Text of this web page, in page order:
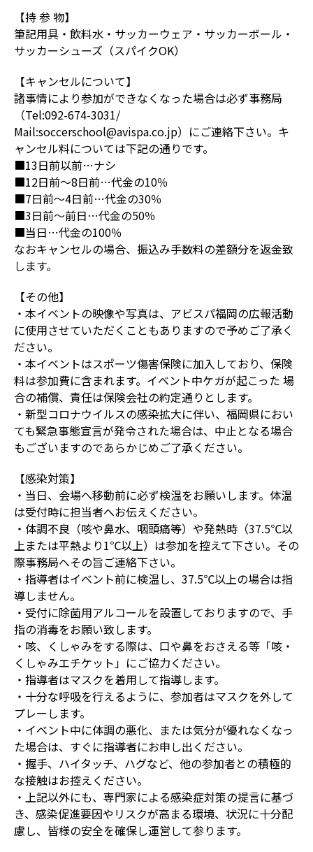
【持 参 物】
筆記用具・飲料水・サッカーウェア・サッカーボール・
サッカーシューズ（スパイクOK）
【キャンセルについて】
諸事情により参加ができなくなった場合は必ず事務局
（Tel:092-674-3031/
Mail:soccerschool@avispa.co.jp）にご連絡下さい。キ
ャンセル料については下記の通りです。
■13日前以前…ナシ
■12日前～8日前…代金の10％
■7日前～4日前…代金の30％
■3日前～前日…代金の50％
■当日…代金の100％
なおキャンセルの場合、振込み手数料の差額分を返金致
します。
【その他】
・本イベントの映像や写真は、アビスパ福岡の広報活動
に使用させていただくこともありますので予めご了承く
ださい。
・本イベントはスポーツ傷害保険に加入しており、保険
料は参加費に含まれます。イベント中ケガが起こった 場
合の補償、責任は保険会社の約定通りとします。
・新型コロナウイルスの感染拡大に伴い、福岡県におい
ても緊急事態宣言が発令された場合は、中止となる場合
もございますのであらかじめご了承ください。
【感染対策】
・当日、会場へ移動前に必ず検温をお願いします。体温
は受付時に担当者へお伝えください。
・体調不良（咳や鼻水、咽頭痛等）や発熱時（37.5℃以
上または平熱より1℃以上）は参加を控えて下さい。その
際事務局へその旨ご連絡下さい。
・指導者はイベント前に検温し、37.5℃以上の場合は指
導しません。
・受付に除菌用アルコールを設置しておりますので、手
指の消毒をお願い致します。
・咳、くしゃみをする際は、口や鼻をおさえる等「咳・
くしゃみエチケット」にご協力ください。
・指導者はマスクを着用して指導します。
・十分な呼吸を行えるように、参加者はマスクを外して
プレーします。
・イベント中に体調の悪化、または気分が優れなくなっ
た場合は、すぐに指導者にお申し出ください。
・握手、ハイタッチ、ハグなど、他の参加者との積極的
な接触はお控えください。
・上記以外にも、専門家による感染症対策の提言に基づ
き、感染促進要因やリスクが高まる環境、状況に十分配
慮し、皆様の安全を確保し運営して参ります。